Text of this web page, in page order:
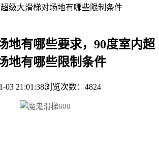
级大滑梯对场地有哪些限制条件
地有哪些要求，90度室内超
地有哪些限制条件
03 21:01:38浏览次数：4824